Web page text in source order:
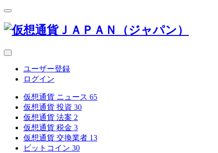
ユーザー登録
ログイン
仮想通貨 ニュース 65
仮想通貨 投資 30
仮想通貨 法案 2
仮想通貨 税金 3
仮想通貨 交換業者 13
ビットコイン 30